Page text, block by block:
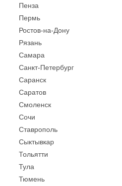
Пенза
Пермь
Ростов-на-Дону
Рязань
Самара
Санкт-Петербург
Саранск
Саратов
Смоленск
Сочи
Ставрополь
Сыктывкар
Тольятти
Тула
Тюмень